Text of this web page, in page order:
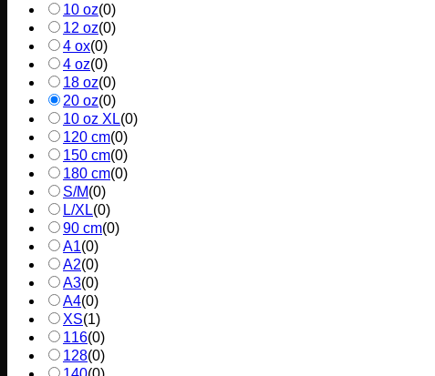
10 oz(0)
12 oz(0)
4 ox(0)
4 oz(0)
18 oz(0)
20 oz(0)
10 oz XL(0)
120 cm(0)
150 cm(0)
180 cm(0)
S/M(0)
L/XL(0)
90 cm(0)
A1(0)
A2(0)
A3(0)
A4(0)
XS(1)
116(0)
128(0)